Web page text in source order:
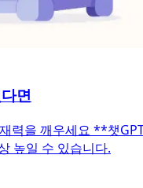
면
력을 깨우세요 **챗
높일 수 있습니다.